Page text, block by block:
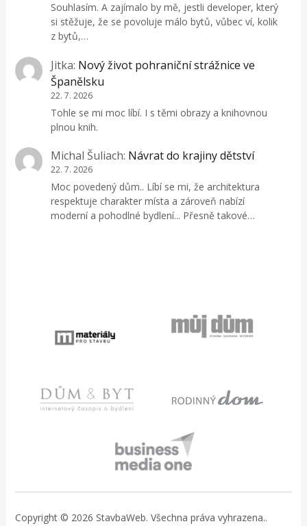
Souhlasím. A zajímalo by mě, jestli developer, který
si stěžuje, že se povoluje málo bytů, vůbec ví, kolik
z bytů,…
Jitka: Nový život pohraniční strážnice ve
Španělsku
22. 7. 2026
Tohle se mi moc líbí. I s těmi obrazy a knihovnou
plnou knih.
Michal Šuliach: Návrat do krajiny dětství
22. 7. 2026
Moc povedený dům.. Líbí se mi, že architektura
respektuje charakter místa a zároveň nabízí
moderní a pohodlné bydlení... Přesně takové…
Copyright © 2026 StavbaWeb. Všechna práva vyhrazena..